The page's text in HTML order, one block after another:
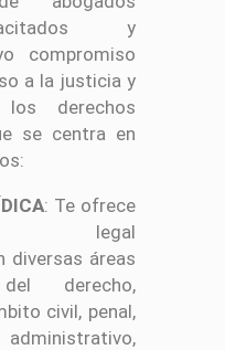
y
compromiso
a la justicia y
derechos
se centra en
: Te ofrece
legal
diversas áreas
derecho,
civil, penal,